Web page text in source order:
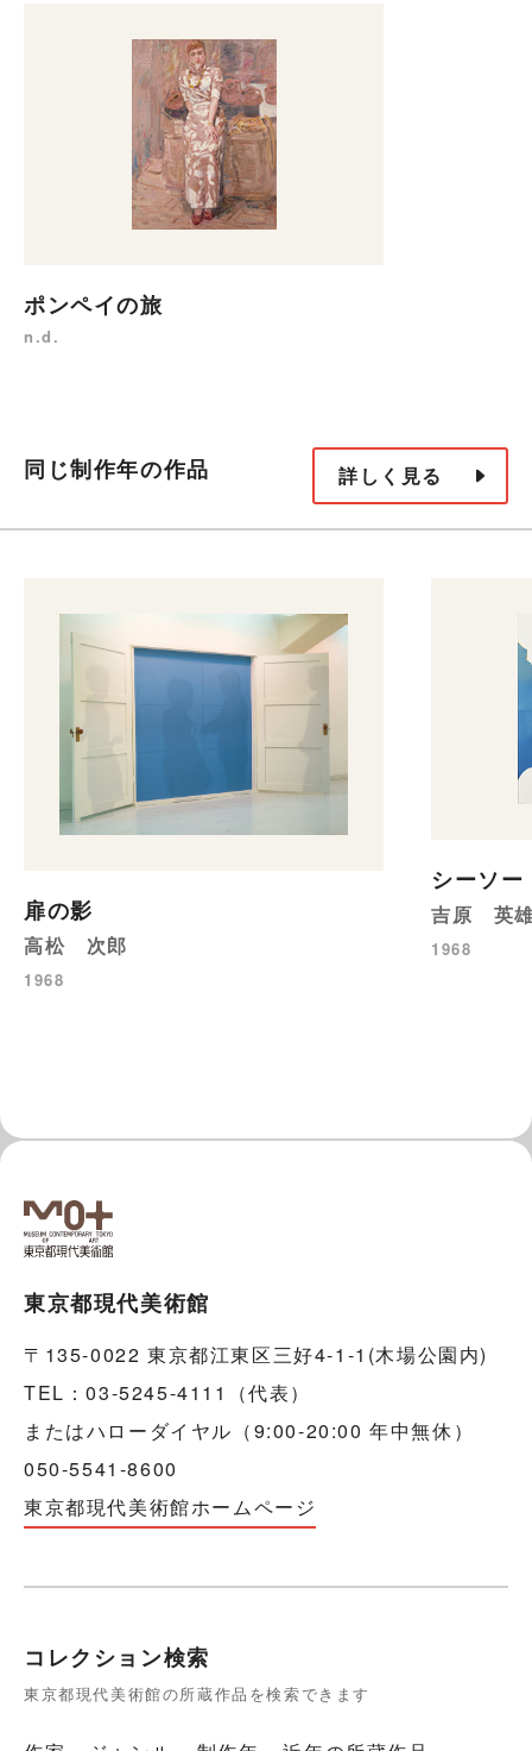
ポンペイの旅
n.d.
同じ制作年の作品 詳しく見る
扉の影
高松 次郎
1968
シーソー
吉原 英
1968
東京都現代美術館
〒135-0022 東京都江東区三好4-1-1(木場公園内)
TEL：03-5245-4111（代表）
またはハローダイヤル（9:00-20:00 年中無休）
050-5541-8600
東京都現代美術館ホームページ
コレクション検索
東京都現代美術館の所蔵作品を検索できます